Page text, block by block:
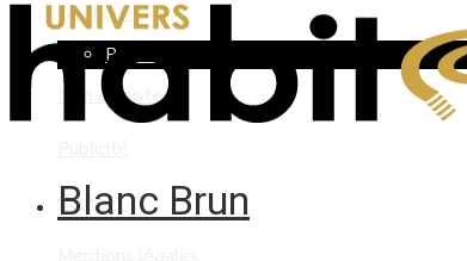
Boutique
Panier
Mon compte
Contact
Blanc Brun